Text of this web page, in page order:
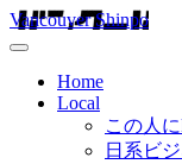
Vancouver Shinpo
Home
Local
この人
日系ビ